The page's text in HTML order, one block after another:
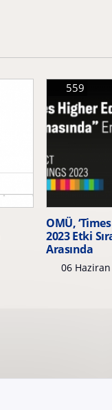
OMÜ,
2023 Etki
Arasında
06 Haziran
559